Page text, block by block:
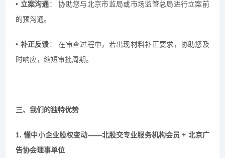
• 立案沟通： 协助您与北京市监局或市场监管总局进行立案前
的预沟通。
• 补正反馈： 在审查过程中，若出现材料补正要求，协助您及
时响应，缩短审批周期。
三、我们的独特优势
1. 懂中小企业股权变动——北股交专业服务机构会员 + 北京广
告协会理事单位